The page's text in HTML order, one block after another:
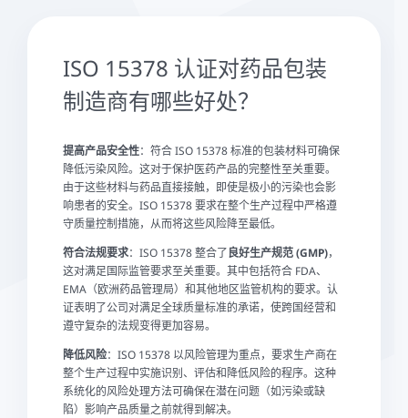
ISO 15378 认证对药品包装
制造商有哪些好处？
提高产品安全性：符合 ISO 15378 标准的包装材料可确保
降低污染风险。这对于保护医药产品的完整性至关重要。
由于这些材料与药品直接接触，即使是极小的污染也会影
响患者的安全。ISO 15378 要求在整个生产过程中严格遵
守质量控制措施，从而将这些风险降至最低。
符合法规要求：ISO 15378 整合了良好生产规范 (GMP)，
这对满足国际监管要求至关重要。其中包括符合 FDA、
EMA（欧洲药品管理局）和其他地区监管机构的要求。认
证表明了公司对满足全球质量标准的承诺，使跨国经营和
遵守复杂的法规变得更加容易。
降低风险：ISO 15378 以风险管理为重点，要求生产商在
整个生产过程中实施识别、评估和降低风险的程序。这种
系统化的风险处理方法可确保在潜在问题（如污染或缺
陷）影响产品质量之前就得到解决。